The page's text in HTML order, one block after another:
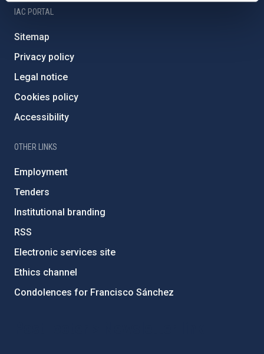
IAC PORTAL
Sitemap
Privacy policy
Legal notice
Cookies policy
Accessibility
OTHER LINKS
Employment
Tenders
Institutional branding
RSS
Electronic services site
Ethics channel
Condolences for Francisco Sánchez